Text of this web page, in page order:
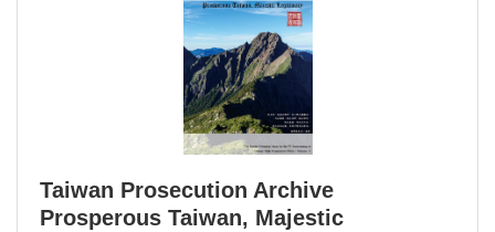
Taiwan Prosecution Archive
Prosperous Taiwan, Majestic